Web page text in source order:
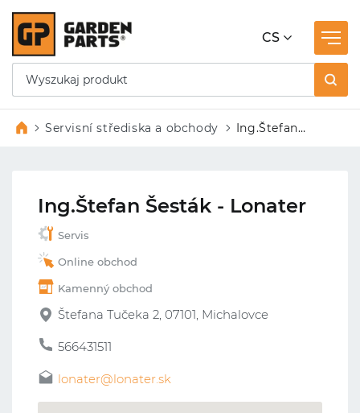
CS
Servisní střediska a obchody
Ing.Štefan
Ing.Štefan Šesták - Lonater
Servis
Online obchod
Kamenný obchod
Štefana Tučeka 2, 07101, Michalovce
566431511
lonater@lonater.sk